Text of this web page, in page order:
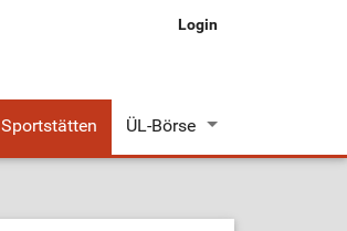
Login
Sportstätten ÜL-Börse